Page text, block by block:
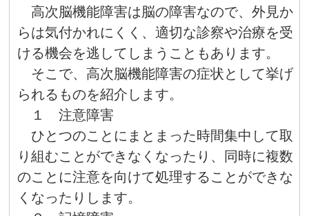
高次脳機能障害は脳の障害なので、外見か
らは気付かれにくく、適切な診察や治療を受
ける機会を逃してしまうこともあります。
そこで、高次脳機能障害の症状として挙げ
られるものを紹介します。
１ 注意障害
ひとつのことにまとまった時間集中して取
り組むことができなくなったり、同時に複数
のことに注意を向けて処理することができな
くなったりします。